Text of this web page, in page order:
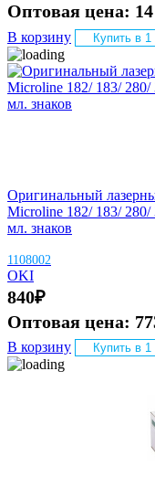
Оптовая цена:
В корзину Купить в 1
Оригинальный
Microline 182/ 183/
мл. знаков
1108002
OKI
840₽
Оптовая цена:
В корзину Купить в 1